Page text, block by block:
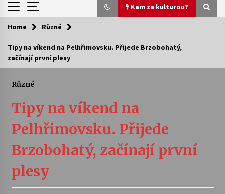
Kam za kulturou?
Kam za kulturou?
Letní koncerty ve Stromovce: Ars Camerata a
Vernisáž výstavy Josefíny Duškové: Stávám se
30. 7. 2026
Veselí muzikanti
Home Různé
Tipy na víkend na Pelhřimovsku. Přijede Brzobohatý,
začínají první plesy
Různé
Tipy na víkend na
Pelhřimovsku. Přijede
Brzobohatý, začínají první
plesy